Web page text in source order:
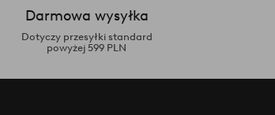
Darmowa wysyłka
Dotyczy przesyłki standard
powyżej 599 PLN